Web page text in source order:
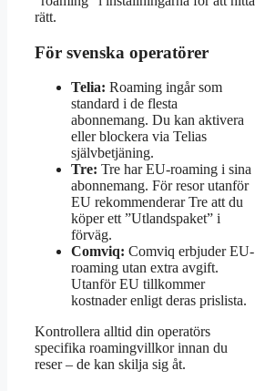
rätt.
För svenska operatörer
Telia: Roaming ingår som
standard i de flesta
abonnemang. Du kan aktivera
eller blockera via Telias
självbetjäning.
Tre: Tre har EU-roaming i sina
abonnemang. För resor utanför
EU rekommenderar Tre att du
köper ett ”Utlandspaket” i
förväg.
Comviq: Comviq erbjuder EU-
roaming utan extra avgift.
Utanför EU tillkommer
kostnader enligt deras prislista.
Kontrollera alltid din operatörs
specifika roamingvillkor innan du
reser – de kan skilja sig åt.